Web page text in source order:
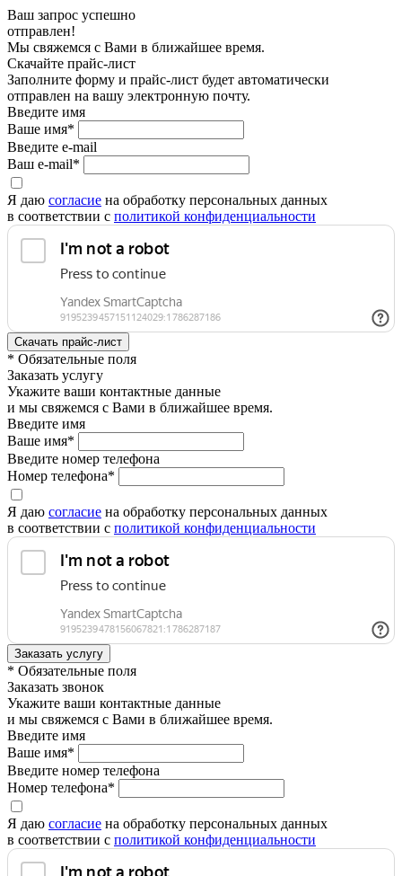
Ваш запрос успешно
отправлен!
Мы свяжемся с Вами в ближайшее время.
Скачайте прайс-лист
Заполните форму и прайс-лист будет автоматически
отправлен на вашу электронную почту.
Введите имя
Ваше имя*
Введите e-mail
Ваш e-mail*
Я даю согласие на обработку персональных данных
в соответствии с политикой конфиденциальности
* Обязательные поля
Заказать услугу
Укажите ваши контактные данные
и мы свяжемся с Вами в ближайшее время.
Введите имя
Ваше имя*
Введите номер телефона
Номер телефона*
Я даю согласие на обработку персональных данных
в соответствии с политикой конфиденциальности
* Обязательные поля
Заказать звонок
Укажите ваши контактные данные
и мы свяжемся с Вами в ближайшее время.
Введите имя
Ваше имя*
Введите номер телефона
Номер телефона*
Я даю согласие на обработку персональных данных
в соответствии с политикой конфиденциальности